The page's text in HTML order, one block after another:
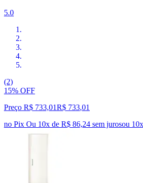
5.0
(2)
15% OFF
Preço R$ 733,01R$ 733,01
no Pix Ou 10x de R$ 86,24 sem jurosou 10